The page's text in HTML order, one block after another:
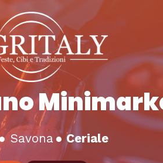
Savona●Ceriale